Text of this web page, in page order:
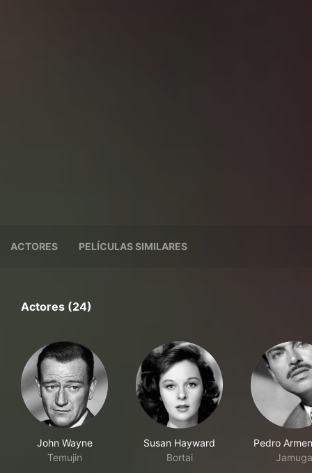
ACTORES PELÍCULAS SIMILARES
Actores (24)
John Wayne
Temujin
Susan Hayward
Bortai
Pedro
Jamuga